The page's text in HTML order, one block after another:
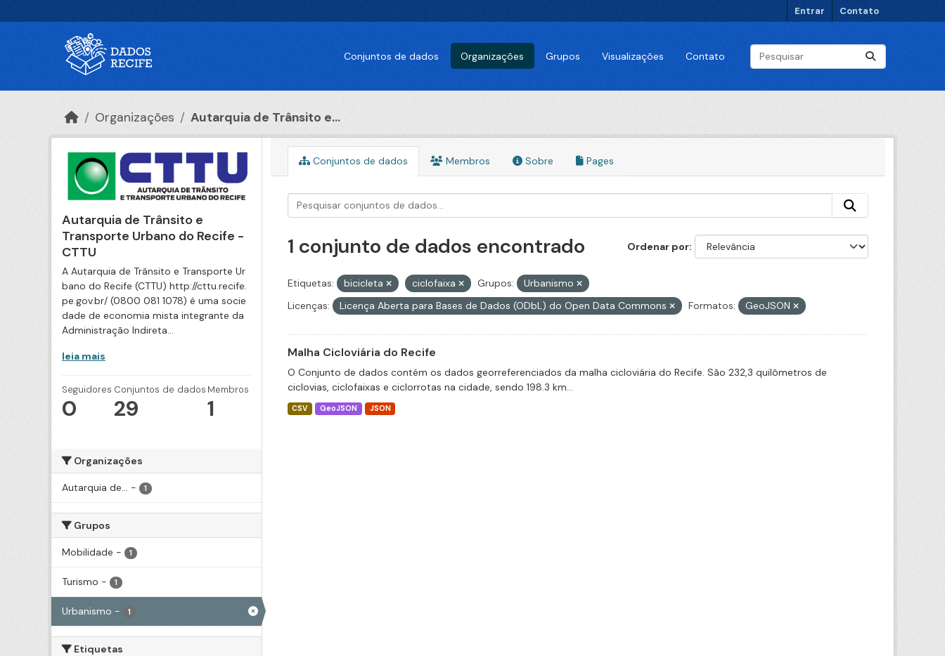
Entrar Contato
Conjuntos de dados Organizações Grupos Visualizações Contato
Organizações Autarquia de Trânsito e...
Autarquia de Trânsito e
Transporte Urbano do Recife -
CTTU
A Autarquia de Trânsito e Transporte Ur
bano do Recife (CTTU) http://cttu.recife.
pe.gov.br/ (0800 081 1078) é uma socie
dade de economia mista integrante da
Administração Indireta...
leia mais
Seguidores
0
Conjuntos de dados
29
Membros
1
Organizações
Autarquia de... - 1
Grupos
Mobilidade - 1
Turismo - 1
Urbanismo - 1
Etiquetas
Conjuntos de dados Membros Sobre Pages
Ordenar por
1 conjunto de dados encontrado
Etiquetas: bicicleta ciclofaixa Grupos:
Urbanismo
Licenças:
Licença Aberta para Bases de Dados (ODbL) do Open Data Commons Formatos: GeoJSON
Malha Cicloviária do Recife
O Conjunto de dados contém os dados georreferenciados da malha cicloviária do Recife. São 232,3 quilômetros de
ciclovias, ciclofaixas e ciclorrotas na cidade, sendo 198.3 km...
CSV GeoJSON JSON